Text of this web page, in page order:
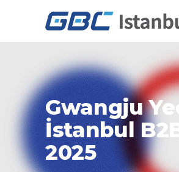
Gwangju
İstanbul B2B
2025